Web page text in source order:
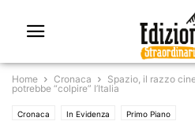
Home Cronaca
Spazio, il razzo
potrebbe “colpire” l’Italia
Cronaca In Evidenza Primo Piano